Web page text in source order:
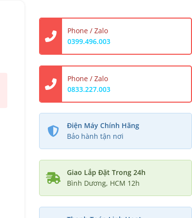
Phone / Zalo
0399.496.003
Phone / Zalo
0833.227.003
Điện Máy Chính Hãng
Bảo hành tận nơi
Giao Lắp Đặt Trong 24h
Bình Dương, HCM 12h